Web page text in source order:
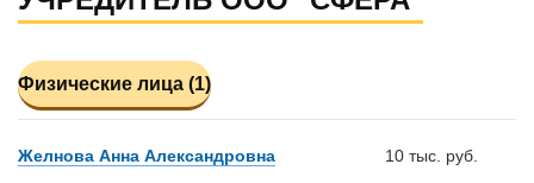
Физические лица (1)
Желнова Анна Александровна
10 тыс. руб.